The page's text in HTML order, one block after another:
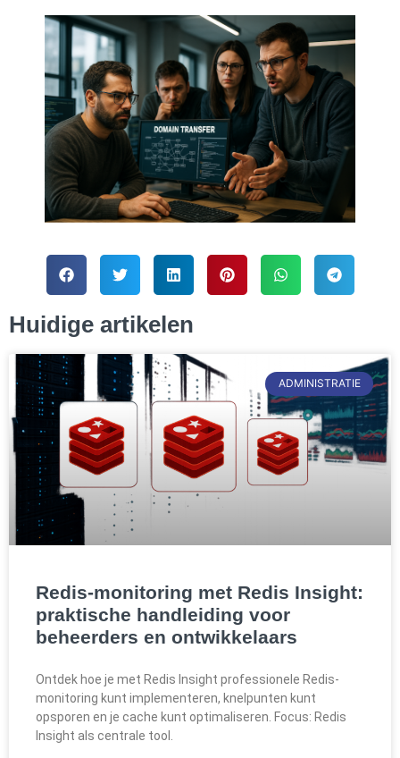
Huidige artikelen
ADMINISTRATIE
Redis-monitoring met Redis Insight:
praktische handleiding voor
beheerders en ontwikkelaars
Ontdek hoe je met Redis Insight professionele Redis-
monitoring kunt implementeren, knelpunten kunt
opsporen en je cache kunt optimaliseren. Focus: Redis
Insight als centrale tool.